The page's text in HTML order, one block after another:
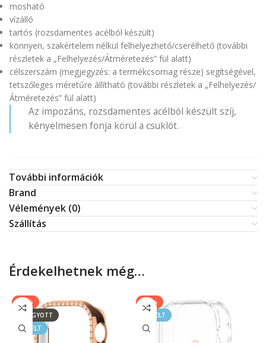
mosható
vízálló
tartós (rozsdamentes acélból készült)
könnyen, szakértelem nélkül felhelyezhető/cserélhető (további
részletek a „Felhelyezés/Átméretezés” fül alatt)
célszerszám (megjegyzés: a termékcsomag része) segítségével,
tetszőleges méretűre állítható (további részletek a „Felhelyezés/
Átméretezés” fül alatt)
Az impozáns, rozsdamentes acélból készült szíj,
kényelmesen fonja körül a csuklót.
További információk
Brand
Vélemények (0)
Szállítás
Érdekelhetnek még…
-40%
ELFOGYOTT
KIEMELT
-20%
KIEMELT